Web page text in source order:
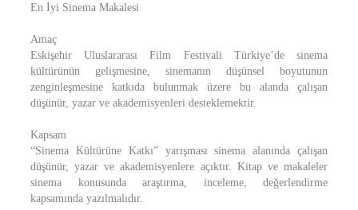
En İyi Sinema Makalesi
Amaç
Eskişehir Uluslararası Film Festivali Türkiye’de sinema
kültürünün gelişmesine, sinemanın düşünsel boyutunun
zenginleşmesine katkıda bulunmak üzere bu alanda çalışan
düşünür, yazar ve akademisyenleri desteklemektir.
Kapsam
“Sinema Kültürüne Katkı” yarışması sinema alanında çalışan
düşünür, yazar ve akademisyenlere açıktır. Kitap ve makaleler
sinema konusunda araştırma, inceleme, değerlendirme
kapsamında yazılmalıdır.